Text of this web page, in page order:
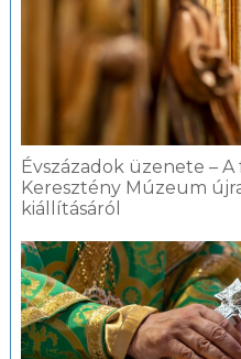
Évszázadok üzenete –
Keresztény Múzeum
kiállításáról